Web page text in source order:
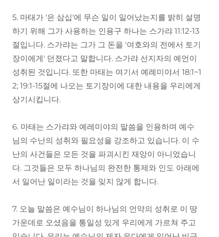
5. 마태가 '은 삼십'에 무슨 일이 일어났는지를 밝히 설명
하기 위해 그가 사용하는 인용구 하나는 스가랴 11:12-13
절입니다. 스가랴는 그가 그 돈을 '여호와의 전에서 토기
장이에게' 던졌다고 말합니다. 스가랴 선지자의 예언이
성취된 것입니다. 또한 마태는 여기서 예례미야서 18:1~1
2; 19:1-15절에 나오는 토기장이에 대한 내용을 우리에게
상기시킵니다.
6. 마태는 스가랴와 예레미야의 말씀을 인용하며 예수
님의 수난의 성취와 필요성을 강조하고 있습니다. 이 수
난의 사건들은 모든 것을 파괴시킨 재앙이 아니었습니
다. 그것들은 모두 하나님의 완전한 통제와 인도 아래에
서 일어난 일이라는 것을 잊지 않게 합니다.
7. 오늘 말씀은 예수님이 하나님의 언약의 성취로 이 땅
가운데로 오셨음을 통일성 있게 우리에게 가르쳐 주고